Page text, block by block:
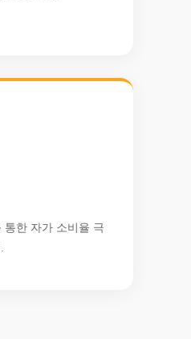
통한 자가 소비율 극